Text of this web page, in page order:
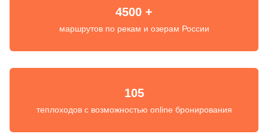
4500 +
маршрутов по рекам и озерам России
105
теплоходов с возможностью online бронирования